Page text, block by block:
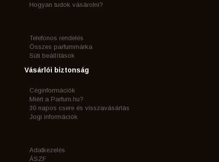
Hogyan tudok vásárolni?
Telefonos rendelés
Összes parfummárka
Süti beállítások
Vásárlói biztonság
Céginformációk
Miért a Parfum.hu?
30 napos csere és visszavásárlás
Jogi információk
Adatkezelés
ÁSZF